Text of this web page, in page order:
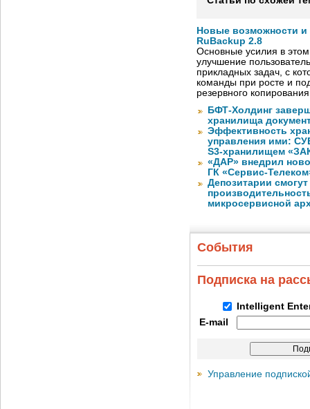
Новые возможности
RuBackup 2.8
Основные усилия в
улучшение
прикладных задач, с
команды при росте и
резервного
БФТ-Холдинг
хранилища
Эффективность
управления ими:
S3-хранилищем
«ДАР» внедрил
ГК «Сервис-
Депозитарии
микросервисной
События
Подписка на
Intelligent
E-mail
Управление